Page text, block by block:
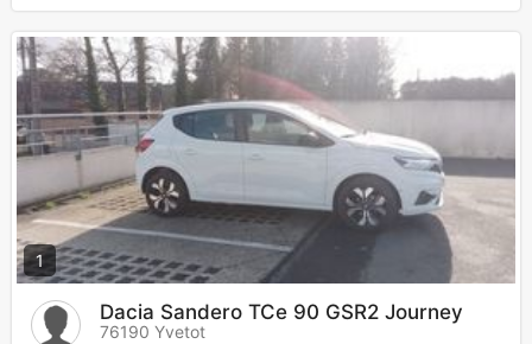
1
Dacia Sandero TCe 90 GSR2 Journey
76190 Yvetot